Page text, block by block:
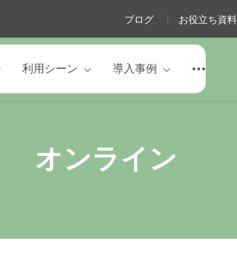
ブログ お役立ち資料
利用シーン 導入事例
オンライン